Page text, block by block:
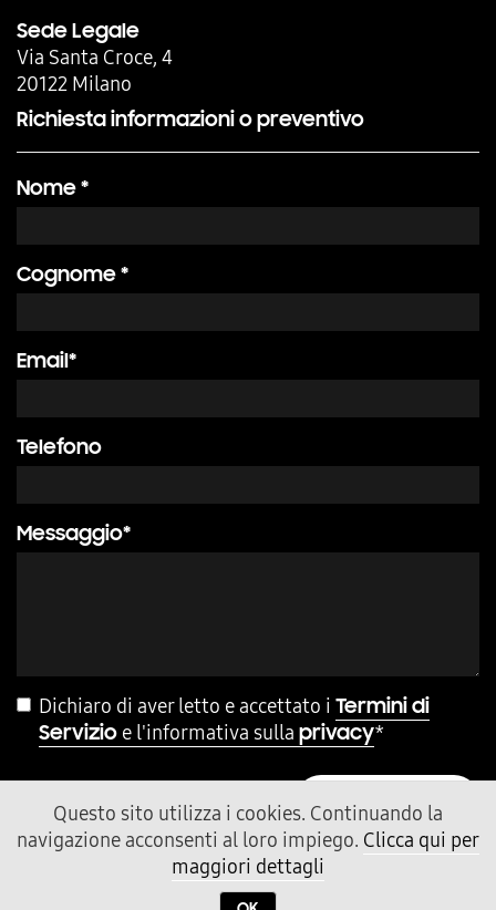
Sede Legale
Via Santa Croce, 4
20122 Milano
Richiesta informazioni o preventivo
Nome *
Cognome *
Email*
Telefono
Messaggio*
Dichiaro di aver letto e accettato i Termini di
Servizio e l'informativa sulla privacy*
INVIA MESSAGGIO
Questo sito utilizza i cookies. Continuando la
navigazione acconsenti al loro impiego. Clicca qui per
maggiori dettagli